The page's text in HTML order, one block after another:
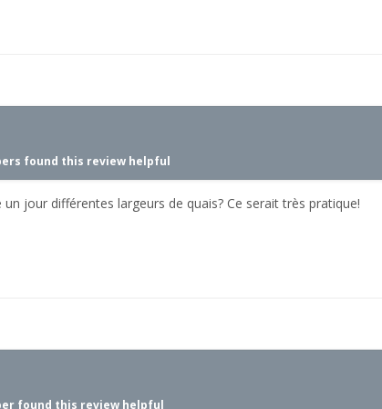
found this review helpful
jour différentes largeurs de quais? Ce serait très pratique!
found this review helpful